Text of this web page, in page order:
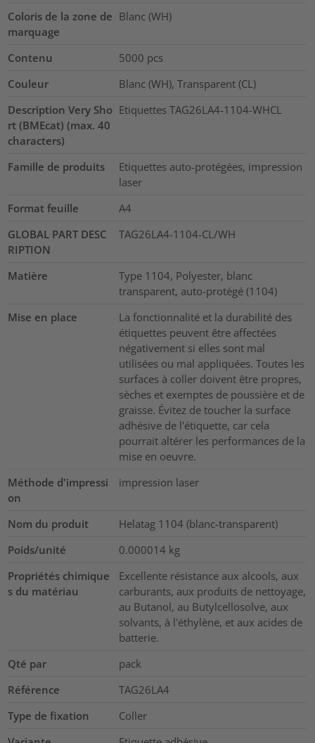
Coloris de la zone de
marquage
Blanc (WH)
Contenu 5000 pcs
Couleur
Blanc (WH), Transparent (CL)
Description Very Sho
rt (BMEcat) (max. 40
characters)
Etiquettes TAG26LA4-1104-WHCL
Famille de produits
Etiquettes auto-protégées, impression
laser
Format feuille
A4
GLOBAL PART DESC
RIPTION
TAG26LA4-1104-CL/WH
Matière
Type 1104, Polyester, blanc
transparent, auto-protégé (1104)
Mise en place
La fonctionnalité et la durabilité des
étiquettes peuvent être affectées
négativement si elles sont mal
utilisées ou mal appliquées. Toutes les
surfaces à coller doivent être propres,
sèches et exemptes de poussière et de
graisse. Évitez de toucher la surface
adhésive de l'étiquette, car cela
pourrait altérer les performances de la
mise en oeuvre.
Méthode d'impressi
on
impression laser
Nom du produit
Helatag 1104 (blanc-transparent)
Poids/unité
0.000014 kg
Propriétés chimique
s du matériau
Excellente résistance aux alcools, aux
carburants, aux produits de nettoyage,
au Butanol, au Butylcellosolve, aux
solvants, à l'éthylène, et aux acides de
batterie.
Qté par
pack
Référence
TAG26LA4
Type de fixation
Coller